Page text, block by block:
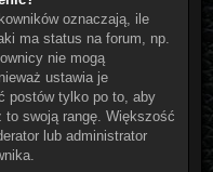
oznaczają, ile
ma status na forum, np.
nie mogą
ustawia je
postów tylko po to, aby
swoją rangę. Większość
lub administrator